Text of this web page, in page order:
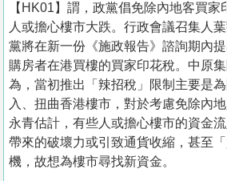
們
【HK01】謂，政黨倡免除內地客買
人或擔心樓市大跌。行政會議召集人
黨將在新一份《施政報告》諮詢期內
購房者在港買樓的買家印花稅。中原
為，當初推出「辣招稅」限制主要是
入、扭曲香港樓市，對於考慮免除內
永青估計，有些人或擔心樓市的資金
帶來的破壞力或引致通貨收縮，甚至
機，故想為樓市尋找新資金。